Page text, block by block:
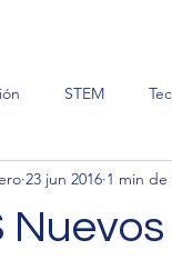
STEM
23 jun 2016 1 min